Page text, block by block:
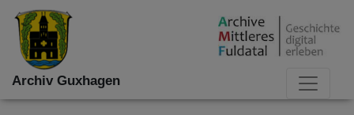
Archiv Guxhagen